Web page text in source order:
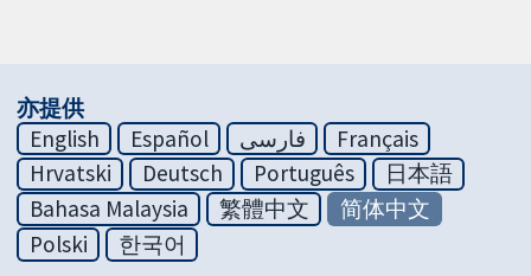
亦提供
English
Español فارسی
Français
Hrvatski
Deutsch Português
日本語
Bahasa Malaysia
繁體中文
简体中文
Polski
한국어